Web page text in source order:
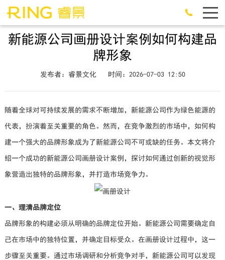
新能源公司画册设计案例如何构建品
牌形象
发布者：睿景文化 时间：2026-07-03 12:50
随着全球对可持续发展的需求不断增加，新能源公司作为绿色能源的
代表，扮演着至关重要的角色。然而，在竞争激烈的市场中，如何构
建一个强大的品牌形象成为了新能源公司不可或缺的任务。本文将介
绍一个成功的新能源公司画册设计案例，探讨如何通过创新的视觉形
象营造出独特的品牌形象，并打造市场竞争力。
一、理清品牌定位
品牌形象的构建必须从明确的品牌定位开始。新能源公司需要确定自
己在市场中的独特位置，并确定目标受众。在画册设计过程中，这一
步骤至关重要。通过市场调研和分析竞争对手，新能源公司可以发现